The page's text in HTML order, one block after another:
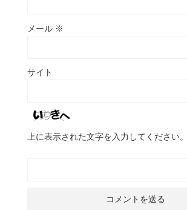
メール ※
サイト
上に表示された文字を入力してください。